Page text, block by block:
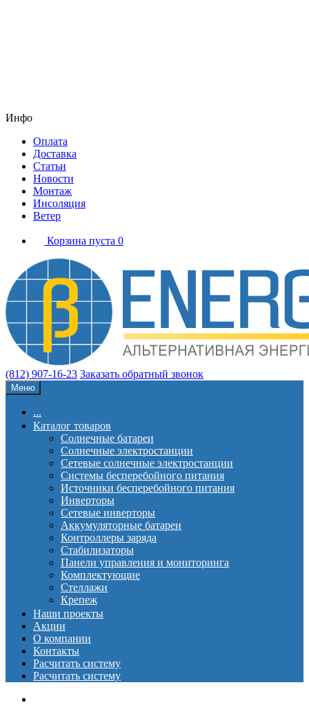
Инфо
Оплата
Доставка
Статьи
Новости
Монтаж
Инсоляция
Ветер
Корзина пуста 0
(812) 907-16-23 Заказать обратный звонок
Меню
...
Каталог товаров
Солнечные батареи
Солнечные электростанции
Сетевые солнечные электростанции
Системы бесперебойного питания
Источники бесперебойного питания
Инверторы
Сетевые инверторы
Аккумуляторные батареи
Контроллеры заряда
Стабилизаторы
Панели управления и мониторинга
Комплектующие
Стеллажи
Крепеж
Наши проекты
Акции
О компании
Контакты
Расчитать систему
Расчитать систему